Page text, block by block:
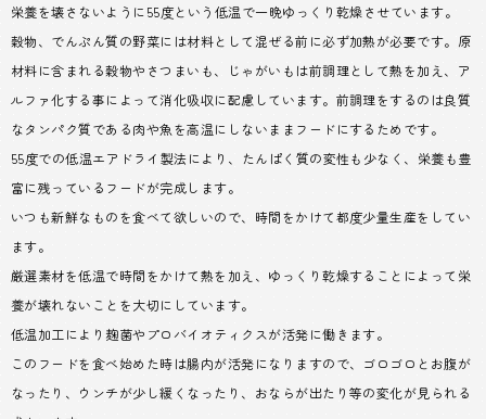
栄養を壊さないように55度という低温で一晩ゆっくり乾燥させています。
穀物、でんぷん質の野菜には材料として混ぜる前に必ず加熱が必要です。原
材料に含まれる穀物やさつまいも、じゃがいもは前調理として熱を加え、ア
ルファ化する事によって消化吸収に配慮しています。前調理をするのは良質
なタンパク質である肉や魚を高温にしないままフードにするためです。
55度での低温エアドライ製法により、たんぱく質の変性も少なく、栄養も豊
富に残っているフードが完成します。
いつも新鮮なものを食べて欲しいので、時間をかけて都度少量生産をしてい
ます。
厳選素材を低温で時間をかけて熱を加え、ゆっくり乾燥することによって栄
養が壊れないことを大切にしています。
低温加工により麹菌やプロバイオティクスが活発に働きます。
このフードを食べ始めた時は腸内が活発になりますので、ゴロゴロとお腹が
なったり、ウンチが少し緩くなったり、おならが出たり等の変化が見られる